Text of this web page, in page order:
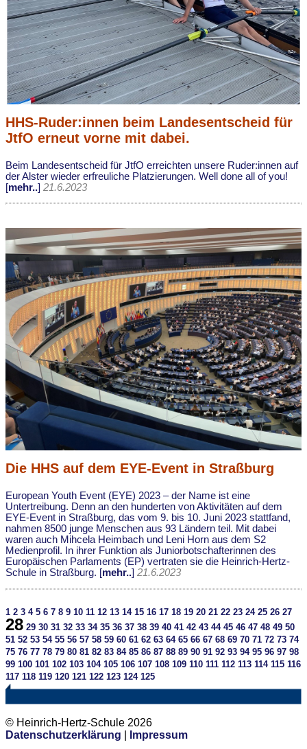
HHS-Ruder:innen beim Landesentscheid für
JtfO erneut vorne mit dabei.
Beim Landesentscheid für JtfO erreichten unsere Ruder:innen auf
der Alster wieder erfreuliche Platzierungen. Well done all of you!
[mehr..] 21.6.2023
Die HHS auf dem EYE-Event in Straßburg
European Youth Event (EYE) 2023 – der Name ist eine
Untertreibung. Denn an den hunderten von Aktivitäten auf dem
EYE-Event in Straßburg, das vom 9. bis 10. Juni 2023 stattfand,
nahmen 8500 junge Menschen aus 93 Ländern teil. Mit dabei
waren auch Mihcela Heimbach und Leni Horn aus dem S2
Medienprofil. In ihrer Funktion als Juniorbotschafterinnen des
Europäischen Parlaments (EP) vertraten sie die Heinrich-Hertz-
Schule in Straßburg. [mehr..] 21.6.2023
1 2 3 4 5 6 7 8 9 10 11 12 13 14 15 16 17 18 19 20 21 22 23 24 25 26 27
28 29 30 31 32 33 34 35 36 37 38 39 40 41 42 43 44 45 46 47 48 49 50
51 52 53 54 55 56 57 58 59 60 61 62 63 64 65 66 67 68 69 70 71 72 73 74
75 76 77 78 79 80 81 82 83 84 85 86 87 88 89 90 91 92 93 94 95 96 97 98
99 100 101 102 103 104 105 106 107 108 109 110 111 112 113 114 115 116
117 118 119 120 121 122 123 124 125
© Heinrich-Hertz-Schule 2026
Datenschutzerklärung
Impressum